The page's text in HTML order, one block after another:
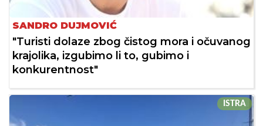
SANDRO DUJMOVIĆ
"Turisti dolaze zbog čistog mora i očuvanog
krajolika, izgubimo li to, gubimo i
konkurentnost"
ISTRA